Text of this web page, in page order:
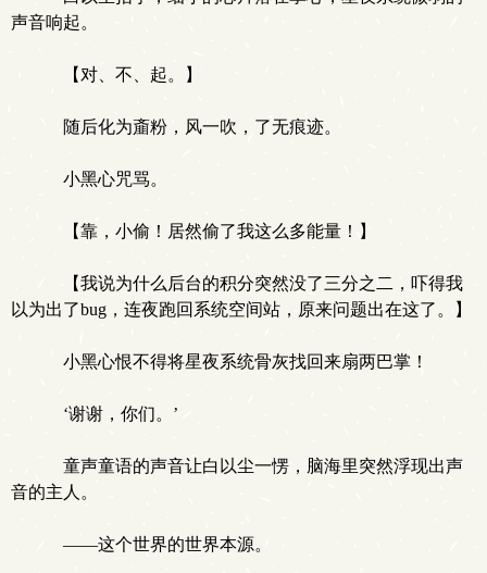
声音响起。
【对、不、起。】
随后化为齑粉，风一吹，了无痕迹。
小黑心咒骂。
【靠，小偷！居然偷了我这么多能量！】
【我说为什么后台的积分突然没了三分之二，吓得我
以为出了bug，连夜跑回系统空间站，原来问题出在这了。】
小黑心恨不得将星夜系统骨灰找回来扇两巴掌！
‘谢谢，你们。’
童声童语的声音让白以尘一愣，脑海里突然浮现出声
音的主人。
——这个世界的世界本源。